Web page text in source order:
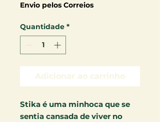
Envio pelos Correios
Quantidade *
Adicionar ao carrinho
Stika é uma minhoca que se
sentia cansada de viver no